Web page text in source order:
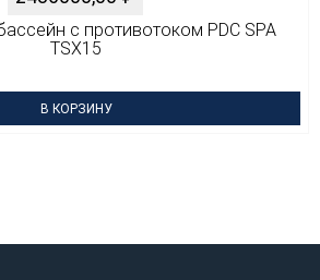
с противотоком PDC SPA
TSX15
В КОРЗИНУ